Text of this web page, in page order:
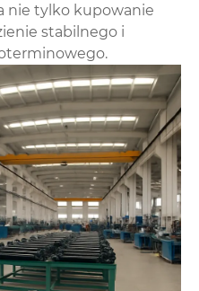
nie tylko kupowanie
stabilnego i